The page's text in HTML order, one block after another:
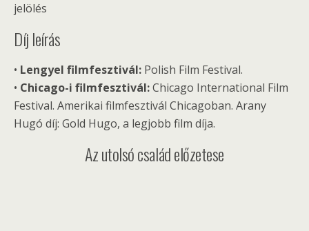
jelölés
Díj leírás
• Lengyel filmfesztivál: Polish Film Festival.
• Chicago-i filmfesztivál:Chicago International Film
Festival. Amerikai filmfesztivál Chicagoban. Arany
Hugó díj: Gold Hugo, a legjobb film díja.
Az utolsó család előzetese